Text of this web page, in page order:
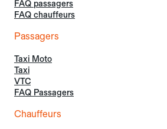
FAQ passagers
FAQ chauffeurs
Passagers
Taxi Moto
Taxi
VTC
FAQ Passagers
Chauffeurs